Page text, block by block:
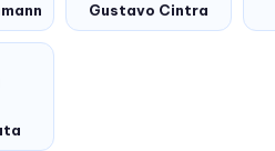
Gustavo Cintra